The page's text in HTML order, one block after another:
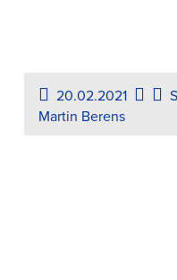
20.02.2021
Martin Berens